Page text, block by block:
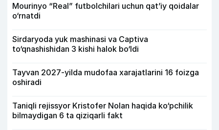
Mourinyo “Real” futbolchilari uchun qat’iy qoidalar
o‘rnatdi
Sirdaryoda yuk mashinasi va Captiva
to‘qnashishidan 3 kishi halok bo‘ldi
Tayvan 2027-yilda mudofaa xarajatlarini 16 foizga
oshiradi
Taniqli rejissyor Kristofer Nolan haqida ko‘pchilik
bilmaydigan 6 ta qiziqarli fakt